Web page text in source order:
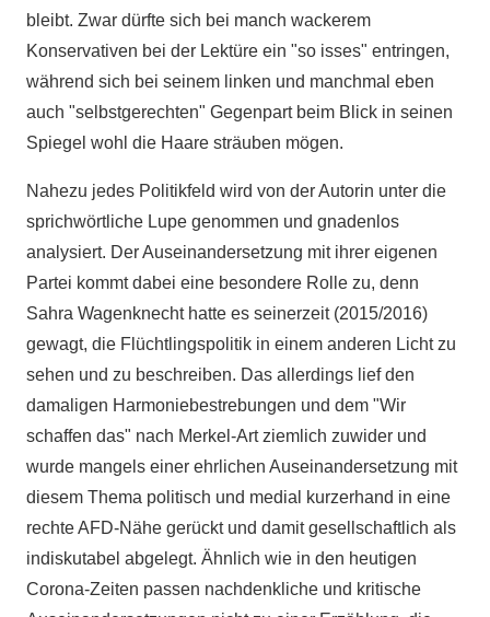
bleibt. Zwar dürfte sich bei manch wackerem
Konservativen bei der Lektüre ein "so isses" entringen,
während sich bei seinem linken und manchmal eben
auch "selbstgerechten" Gegenpart beim Blick in seinen
Spiegel wohl die Haare sträuben mögen.
Nahezu jedes Politikfeld wird von der Autorin unter die
sprichwörtliche Lupe genommen und gnadenlos
analysiert. Der Auseinandersetzung mit ihrer eigenen
Partei kommt dabei eine besondere Rolle zu, denn
Sahra Wagenknecht hatte es seinerzeit (2015/2016)
gewagt, die Flüchtlingspolitik in einem anderen Licht zu
sehen und zu beschreiben. Das allerdings lief den
damaligen Harmoniebestrebungen und dem "Wir
schaffen das" nach Merkel-Art ziemlich zuwider und
wurde mangels einer ehrlichen Auseinandersetzung mit
diesem Thema politisch und medial kurzerhand in eine
rechte AFD-Nähe gerückt und damit gesellschaftlich als
indiskutabel abgelegt. Ähnlich wie in den heutigen
Corona-Zeiten passen nachdenkliche und kritische